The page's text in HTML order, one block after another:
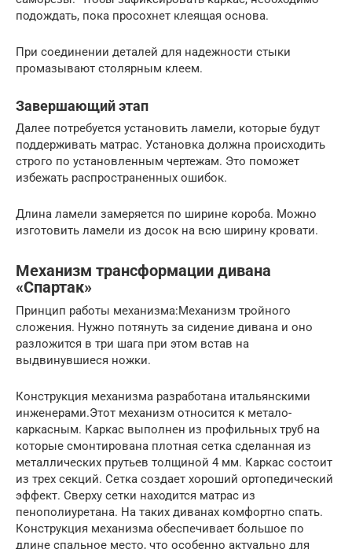
подождать, пока просохнет клеящая основа.
При соединении деталей для надежности стыки
промазывают столярным клеем.
Завершающий этап
Далее потребуется установить ламели, которые будут
поддерживать матрас. Установка должна происходить
строго по установленным чертежам. Это поможет
избежать распространенных ошибок.
Длина ламели замеряется по ширине короба. Можно
изготовить ламели из досок на всю ширину кровати.
Механизм трансформации дивана
«Спартак»
Принцип работы механизма:Механизм тройного
сложения. Нужно потянуть за сидение дивана и оно
разложится в три шага при этом встав на
выдвинувшиеся ножки.
Конструкция механизма разработана итальянскими
инженерами.Этот механизм относится к метало-
каркасным. Каркас выполнен из профильных труб на
которые смонтирована плотная сетка сделанная из
металлических прутьев толщиной 4 мм. Каркас состоит
из трех секций. Сетка создает хороший ортопедический
эффект. Сверху сетки находится матрас из
пенополиуретана. На таких диванах комфортно спать.
Конструкция механизма обеспечивает большое по
длине спальное место, что особенно актуально для